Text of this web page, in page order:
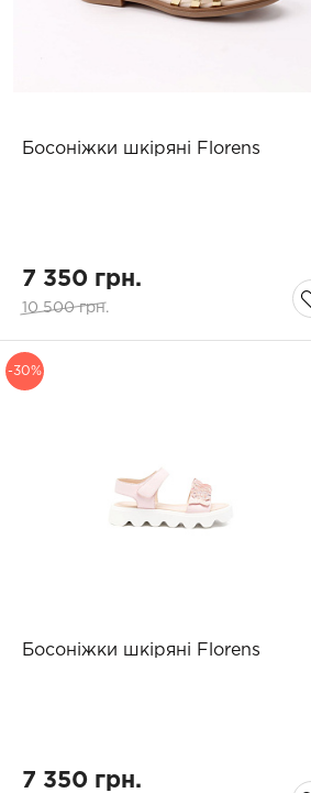
Босоніжки шкіряні Florens
7 350 грн.
10 500 грн.
-30%
Босоніжки шкіряні Florens
7 350 грн.